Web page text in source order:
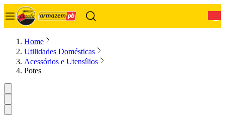
Home
Utilidades Domésticas
Acessórios e Utensílios
Potes